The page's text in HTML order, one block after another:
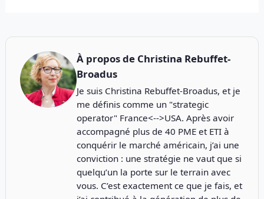
À propos de Christina Rebuffet-
Broadus
Je suis Christina Rebuffet-Broadus, et je
me définis comme un "strategic
operator" France<-->USA. Après avoir
accompagné plus de 40 PME et ETI à
conquérir le marché américain, j’ai une
conviction : une stratégie ne vaut que si
quelqu’un la porte sur le terrain avec
vous. C’est exactement ce que je fais, et